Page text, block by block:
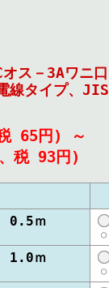
ス－3Aワニ口
線タイプ、JIS
65円)
～
税 93円)
ｍ
○
ｍ
○